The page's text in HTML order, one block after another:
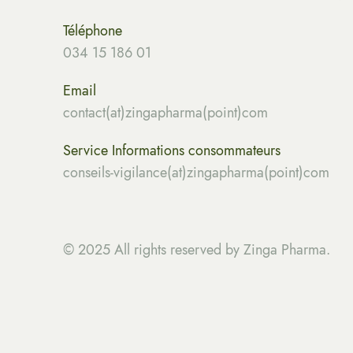
Téléphone
034 15 186 01
Email
contact(at)zingapharma(point)com
Service Informations consommateurs
conseils-vigilance(at)zingapharma(point)com
© 2025 All rights reserved by Zinga Pharma.